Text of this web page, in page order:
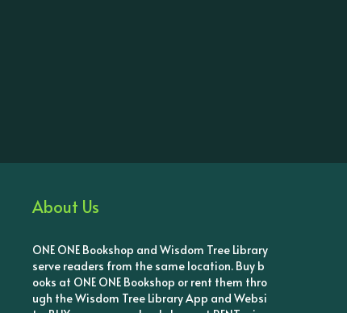
About Us
ONE ONE Bookshop and Wisdom Tree Library
serve readers from the same location. Buy b
ooks at ONE ONE Bookshop or rent them thro
ugh the Wisdom Tree Library App and Websi